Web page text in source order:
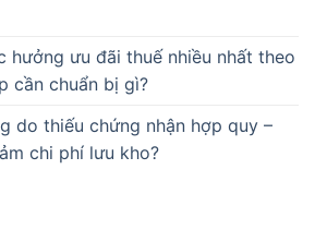
hưởng ưu đãi thuế nhiều nhất theo
cần chuẩn bị gì?
do thiếu chứng nhận hợp quy –
chi phí lưu kho?